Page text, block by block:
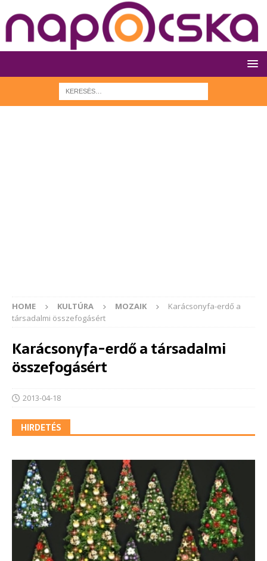
HOME KULTÚRA MOZAIK
Karácsonyfa-erdő a
társadalmi összefogásért
Karácsonyfa-erdő a társadalmi
összefogásért
2013-04-18
HIRDETÉS